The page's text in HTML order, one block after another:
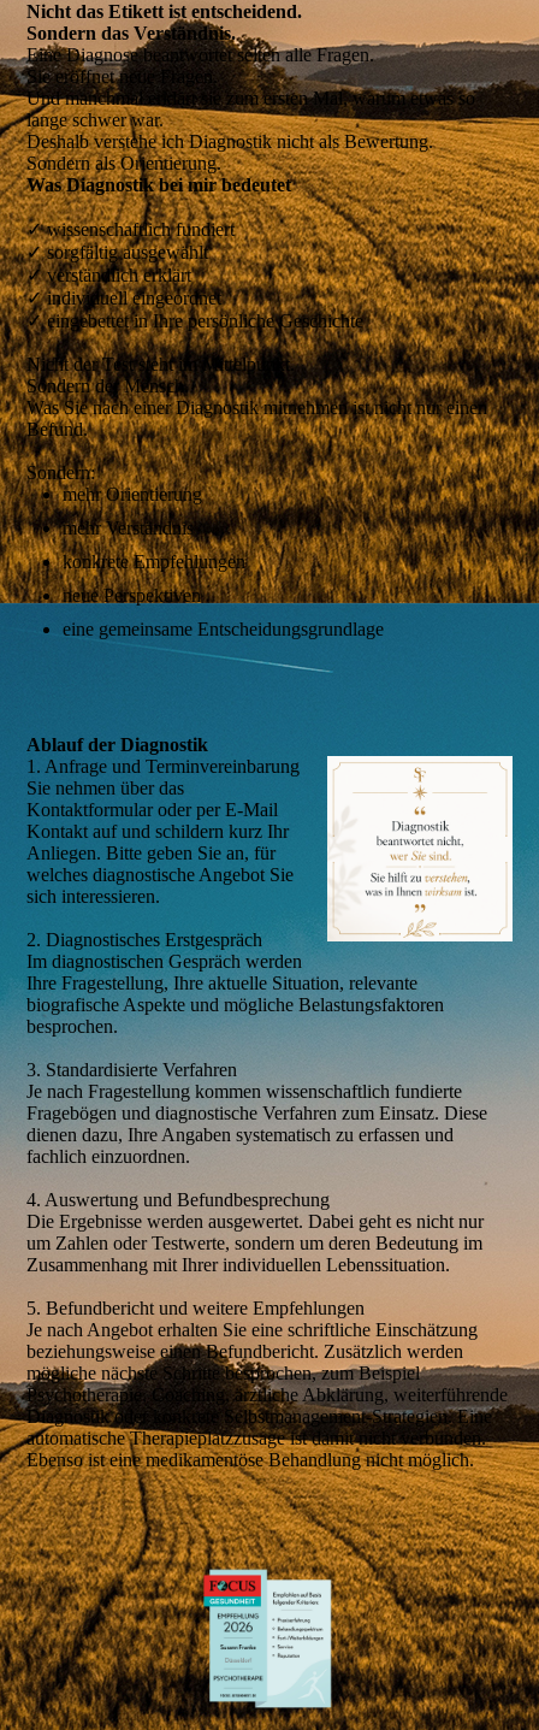
Nicht das Etikett ist entscheidend.
Sondern das Verständnis.
Eine Diagnose beantwortet selten alle Fragen.
Sie eröffnet neue Fragen.
Und manchmal erklärt sie zum ersten Mal, warum etwas so
lange schwer war.
Deshalb verstehe ich Diagnostik nicht als Bewertung.
Sondern als Orientierung.
Was Diagnostik bei mir bedeutet
✓ wissenschaftlich fundiert
✓ sorgfältig ausgewählt
✓ verständlich erklärt
✓ individuell eingeordnet
✓ eingebettet in Ihre persönliche Geschichte
Nicht der Test steht im Mittelpunkt.
Sondern der Mensch.
Was Sie nach einer Diagnostik mitnehmen ist nicht nur einen
Befund.
Sondern:
mehr Orientierung
mehr Verständnis
konkrete Empfehlungen
neue Perspektiven
eine gemeinsame Entscheidungsgrundlage
Ablauf der Diagnostik
1. Anfrage und Terminvereinbarung
Sie nehmen über das
Kontaktformular oder per E-Mail
Kontakt auf und schildern kurz Ihr
Anliegen. Bitte geben Sie an, für
welches diagnostische Angebot Sie
sich interessieren.
2. Diagnostisches Erstgespräch
Im diagnostischen Gespräch werden
Ihre Fragestellung, Ihre aktuelle Situation, relevante
biografische Aspekte und mögliche Belastungsfaktoren
besprochen.
3. Standardisierte Verfahren
Je nach Fragestellung kommen wissenschaftlich fundierte
Fragebögen und diagnostische Verfahren zum Einsatz. Diese
dienen dazu, Ihre Angaben systematisch zu erfassen und
fachlich einzuordnen.
4. Auswertung und Befundbesprechung
Die Ergebnisse werden ausgewertet. Dabei geht es nicht nur
um Zahlen oder Testwerte, sondern um deren Bedeutung im
Zusammenhang mit Ihrer individuellen Lebenssituation.
5. Befundbericht und weitere Empfehlungen
Je nach Angebot erhalten Sie eine schriftliche Einschätzung
beziehungsweise einen Befundbericht. Zusätzlich werden
mögliche nächste Schritte besprochen, zum Beispiel
Psychotherapie, Coaching, ärztliche Abklärung, weiterführende
Diagnostik oder konkrete Selbstmanagement-Strategien. Eine
automatische Therapieplatzzusage ist damit nicht verbunden.
Ebenso ist eine medikamentöse Behandlung nicht möglich.